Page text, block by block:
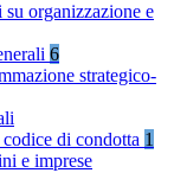
organizzazione e
6
strategico-
di condotta 1
e imprese